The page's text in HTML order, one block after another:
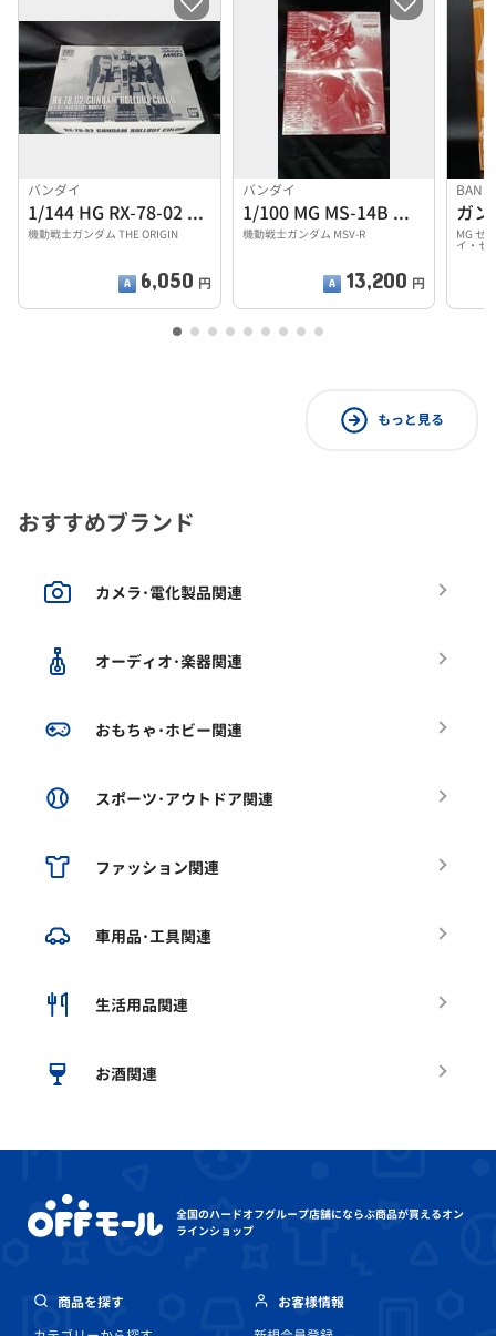
バンダイ
1/144 HG RX-78-02 ガンダム ロールアウトカ
機動戦士ガンダム THE ORIGIN
6,050 円
バンダイ
1/100 MG MS-14B ジョニー・ライデン専用ゲルグ
機動戦士ガンダム MSV-R
13,200 円
ガ
MG ゼ
イ・ゼ
もっと見る
おすすめブランド
カメラ･電化製品関連
オーディオ･楽器関連
おもちゃ･ホビー関連
スポーツ･アウトドア関連
ファッション関連
車用品･工具関連
生活用品関連
お酒関連
全国のハードオフグループ店舗にならぶ商品が買えるオン
ラインショップ
商品を探す
お客様情報